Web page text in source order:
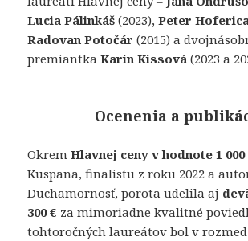
Lucia Pálinkáš (2023),Peter
Radovan Potočár (2015) a
premiantkaKarin Kissová (2023 a
Ocenenia a
OkremHlavnej ceny v hodnote 1 000
Kuspana, finalistu z roku 2022 a
Duchamornosť, porota udelila aj
300 € za mimoriadne kvalitné
tohtoročných laureátov bol v